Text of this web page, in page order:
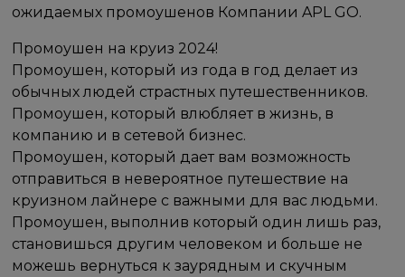
ожидаемых промоушенов Компании APL GO.
Промоушен на круиз 2024!
Промоушен, который из года в год делает из
обычных людей страстных путешественников.
Промоушен, который влюбляет в жизнь, в
компанию и в сетевой бизнес.
Промоушен, который дает вам возможность
отправиться в невероятное путешествие на
круизном лайнере с важными для вас людьми.
Промоушен, выполнив который один лишь раз,
становишься другим человеком и больше не
можешь вернуться к заурядным и скучным